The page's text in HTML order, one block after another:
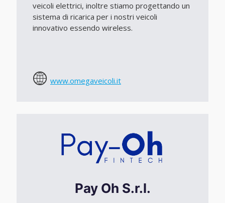
veicoli elettrici, inoltre stiamo progettando un
sistema di ricarica per i nostri veicoli
innovativo essendo wireless.
www.omegaveicoli.it
Pay Oh S.r.l.